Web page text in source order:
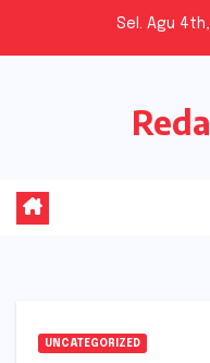
Sel. Agu
UNCATEGORIZED